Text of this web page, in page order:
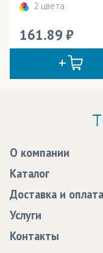
2 цвета
161.89
О компании
Статьи
Программа
Сертификаты
Каталог
Доставка и оплата
Доставка
Оплата
Возврат
Услуги
Образцы
Контакты